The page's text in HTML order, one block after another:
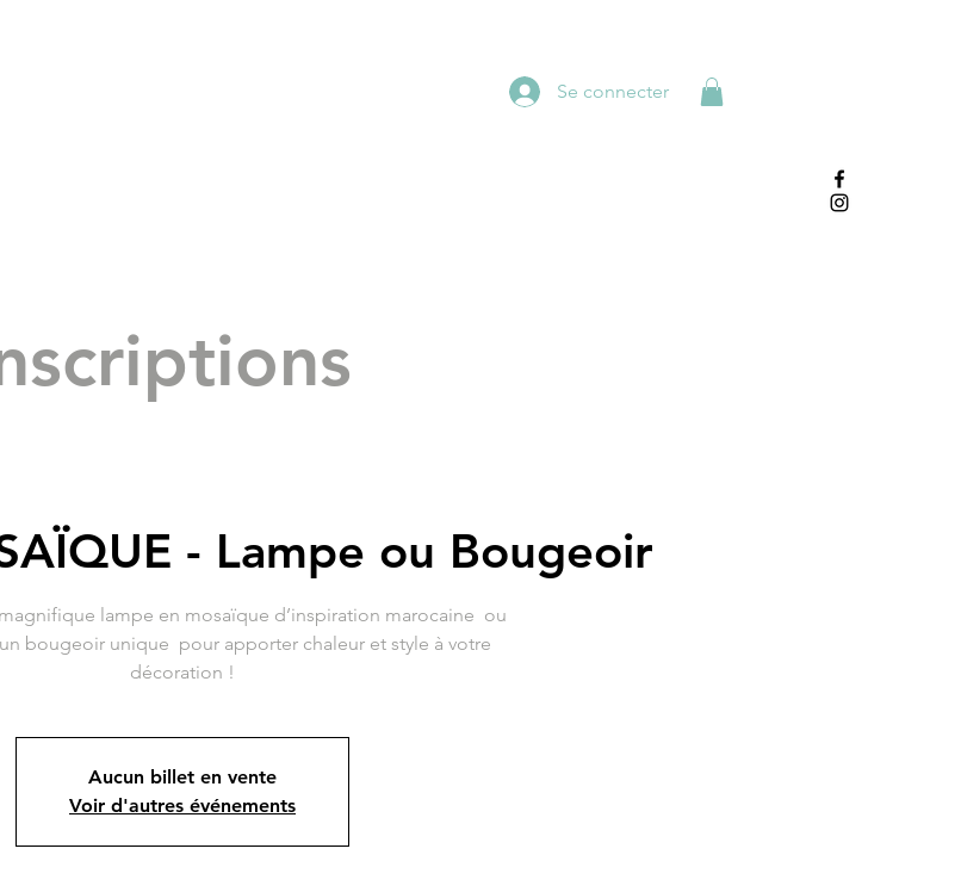
Se connecter
- Lampe ou Bougeoir
lampe en mosaïque d’inspiration marocaine ou
bougeoir unique pour apporter chaleur et style à votre
décoration !
Aucun billet en vente
Voir d'autres événements